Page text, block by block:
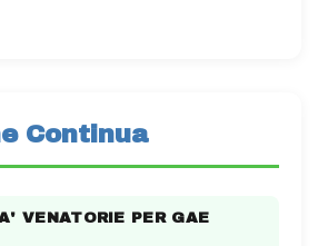
Continua
VENATORIE PER GAE